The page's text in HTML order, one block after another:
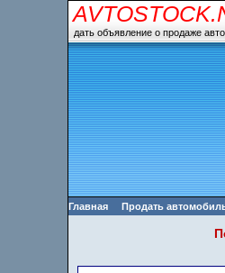
дать объявление о продаже
Главная Продать